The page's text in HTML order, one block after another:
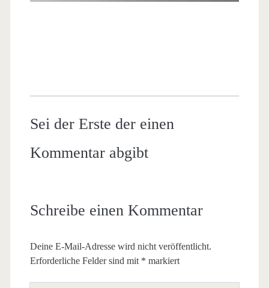
Sei der Erste der einen
Kommentar abgibt
Schreibe einen Kommentar
Deine E-Mail-Adresse wird nicht veröffentlicht.
Erforderliche Felder sind mit * markiert